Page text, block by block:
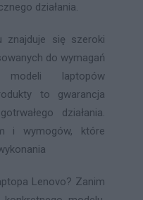
działania.
znajduje się szeroki
do wymagań
modeli laptopów
to gwarancja
działania.
i wymogów, które
Lenovo? Zanim